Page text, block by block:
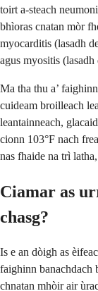
toirt a-steach
bhìoras cnatan mòr
myocarditis (lasadh
agus myositis (lasadh
Ma tha thu a’
cuideam broilleach
leantainneach,
cionn 103°F nach
nas fhaide na trì
Ciamar as
chasg?
Is e an dòigh as
faighinn banachdach
chnatan mhòir air